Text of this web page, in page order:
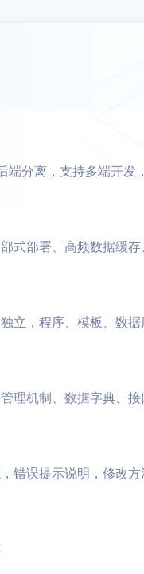
端分离，支持多端开发
式部署、高频数据缓
立，程序、模板、数据
理机制、数据字典、
错误提示说明，修改方